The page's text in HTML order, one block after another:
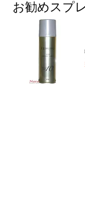
お勧めスプ